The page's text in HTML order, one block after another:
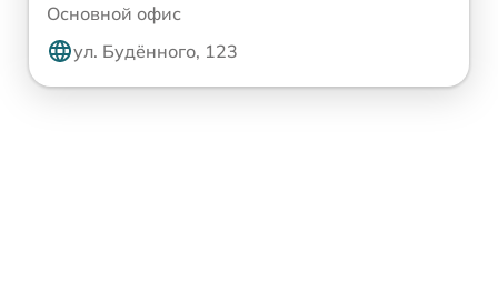
Основной офис
ул. Будённого, 123